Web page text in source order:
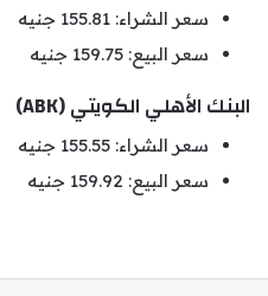
سعر الشراء: 155.81 جنيه
سعر البيع: 159.75 جنيه
البنك الأهلي الكويتي (ABK)
سعر الشراء: 155.55 جنيه
سعر البيع: 159.92 جنيه